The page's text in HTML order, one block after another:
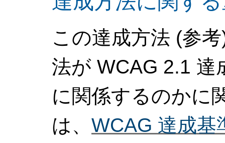
この達成方法 (参
法が WCAG 2.1 達
に関係するのかに
は、 WCAG 達成基